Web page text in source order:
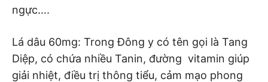
ngực….
Lá dâu 60mg: Trong Đông y có tên gọi là Tang
Diệp, có chứa nhiều Tanin, đường vitamin giúp
giải nhiệt, điều trị thông tiểu, cảm mạo phong